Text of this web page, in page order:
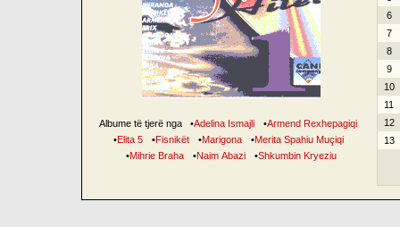
Albume të tjerë nga •Adelina Ismajli •Armend Rexhepagiqi
•Elita 5 •Fisnikët •Marigona •Merita Spahiu Muçiqi
•Mihrie Braha •Naim Abazi •Shkumbin Kryeziu
6
7
8
9
10
11
12
13